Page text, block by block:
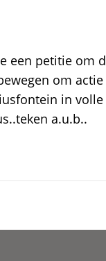
een petitie om
om
in
a.u.b..